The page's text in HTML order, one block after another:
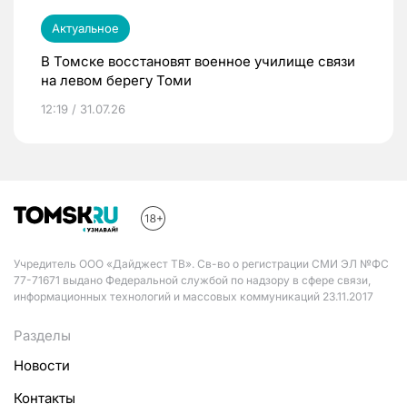
Актуальное
В Томске восстановят военное училище связи
на левом берегу Томи
12:19 / 31.07.26
Учредитель ООО «Дайджест ТВ». Св-во о регистрации СМИ ЭЛ №ФС
77-71671 выдано Федеральной службой по надзору в сфере связи,
информационных технологий и массовых коммуникаций 23.11.2017
Разделы
Новости
Контакты